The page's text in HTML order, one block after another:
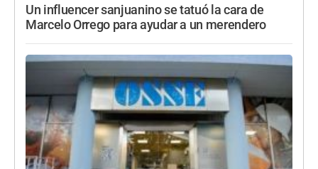
Un influencer sanjuanino se tatuó la cara de
Marcelo Orrego para ayudar a un merendero